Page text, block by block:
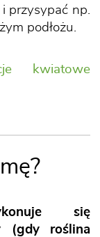
przysypać np.
podłożu.
kwiatowe
się
(gdy roślina